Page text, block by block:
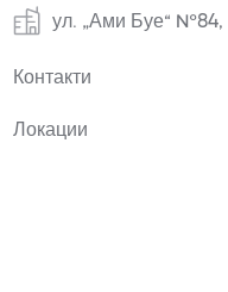
ул. „Ами Буе“ №84,
Контакти
Локации